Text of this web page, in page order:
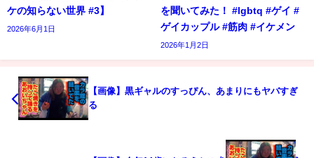
ケの知らない世界 #3】
2026年6月1日
を聞いてみた！ #lgbtq #ゲイ #
ゲイカップル #筋肉 #イケメン
2026年1月2日
【画像】黒ギャルのすっぴん、あまりにもヤバすぎ
る